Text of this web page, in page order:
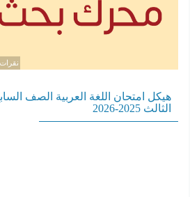
نقرات: 616773 / مشاهدات:
هيكل امتحان اللغة العربية الصف
الثالث 2025-2026